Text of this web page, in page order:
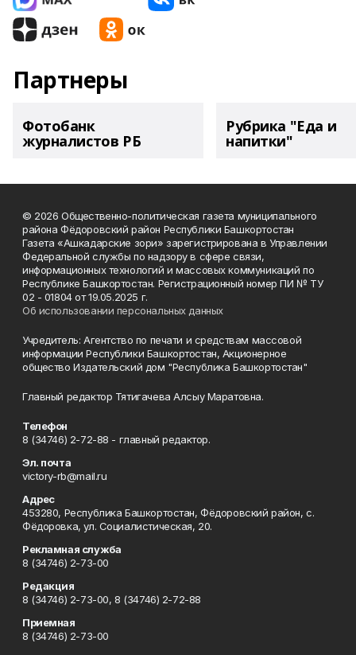
Партнеры
Фотобанк
журналистов РБ
Рубрика "Еда и
напитки"
© 2026 Общественно-политическая газета муниципального
района Фёдоровский район Республики Башкортостан
Газета «Ашкадарские зори» зарегистрирована в Управлении
Федеральной службы по надзору в сфере связи,
информационных технологий и массовых коммуникаций по
Республике Башкортостан. Регистрационный номер ПИ № ТУ
02 - 01804 от 19.05.2025 г.
Об использовании персональных данных
Учредитель: Агентство по печати и средствам массовой
информации Республики Башкортостан, Акционерное
общество Издательский дом "Республика Башкортостан"
Главный редактор Тятигачева Алсыу Маратовна.
Телефон
8 (34746) 2-72-88 - главный редактор.
Эл. почта
victory-rb@mail.ru
Адрес
453280, Республика Башкортостан, Фёдоровский район, с.
Фёдоровка, ул. Социалистическая, 20.
Рекламная служба
8 (34746) 2-73-00
Редакция
8 (34746) 2-73-00, 8 (34746) 2-72-88
Приемная
8 (34746) 2-73-00